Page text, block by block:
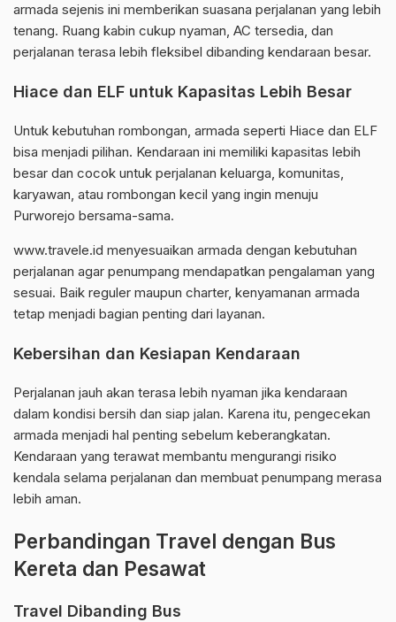
armada sejenis ini memberikan suasana perjalanan yang lebih
tenang. Ruang kabin cukup nyaman, AC tersedia, dan
perjalanan terasa lebih fleksibel dibanding kendaraan besar.
Hiace dan ELF untuk Kapasitas Lebih Besar
Untuk kebutuhan rombongan, armada seperti Hiace dan ELF
bisa menjadi pilihan. Kendaraan ini memiliki kapasitas lebih
besar dan cocok untuk perjalanan keluarga, komunitas,
karyawan, atau rombongan kecil yang ingin menuju
Purworejo bersama-sama.
www.travele.id menyesuaikan armada dengan kebutuhan
perjalanan agar penumpang mendapatkan pengalaman yang
sesuai. Baik reguler maupun charter, kenyamanan armada
tetap menjadi bagian penting dari layanan.
Kebersihan dan Kesiapan Kendaraan
Perjalanan jauh akan terasa lebih nyaman jika kendaraan
dalam kondisi bersih dan siap jalan. Karena itu, pengecekan
armada menjadi hal penting sebelum keberangkatan.
Kendaraan yang terawat membantu mengurangi risiko
kendala selama perjalanan dan membuat penumpang merasa
lebih aman.
Perbandingan Travel dengan Bus
Kereta dan Pesawat
Travel Dibanding Bus